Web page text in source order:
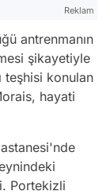
Reklam
antrenmanın
şikayetiyle
teşhisi konulan
hayati
Portekizli